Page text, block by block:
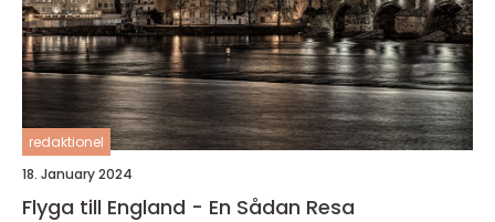
redaktionel
18. January 2024
Flyga till England - En Sådan Resa